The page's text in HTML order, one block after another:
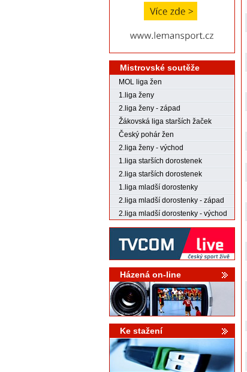
Mistrovské soutěže
MOL liga žen
1.liga ženy
2.liga ženy - západ
Žákovská liga starších žaček
Český pohár žen
2.liga ženy - východ
1.liga starších dorostenek
2.liga starších dorostenek
1.liga mladší dorostenky
2.liga mladší dorostenky - západ
2.liga mladší dorostenky - východ
Házená on-line
Ke stažení